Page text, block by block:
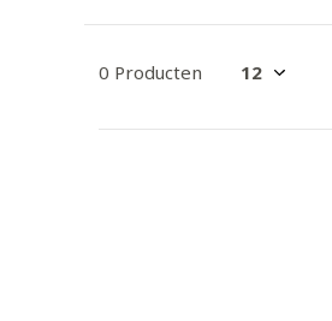
0 Producten